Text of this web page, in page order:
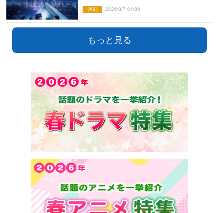
演劇 2026/8/7 04:00
もっと見る